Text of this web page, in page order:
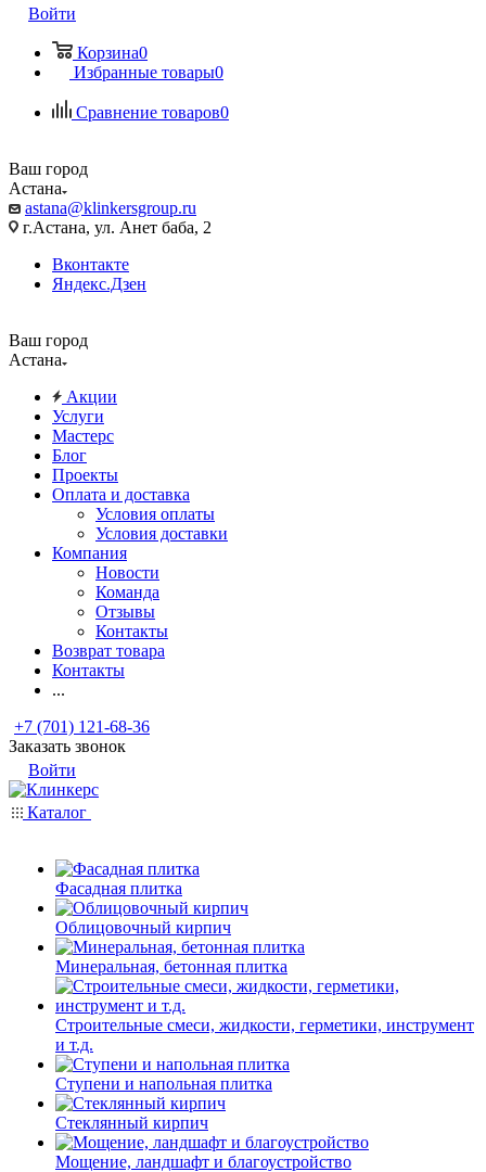
Войти
Корзина0
Избранные товары0
Сравнение товаров0
Ваш город
Астана
astana@klinkersgroup.ru
г.Астана, ул. Анет баба, 2
Вконтакте
Яндекс.Дзен
Ваш город
Астана
Акции
Услуги
Мастерс
Блог
Проекты
Оплата и доставка
Условия оплаты
Условия доставки
Компания
Новости
Команда
Отзывы
Контакты
Возврат товара
Контакты
...
+7 (701) 121-68-36
Заказать звонок
Войти
Каталог
Фасадная плитка
Облицовочный кирпич
Минеральная, бетонная плитка
Строительные смеси, жидкости, герметики, инструмент
и т.д.
Ступени и напольная плитка
Cтеклянный кирпич
Мощение, ландшафт и благоустройство